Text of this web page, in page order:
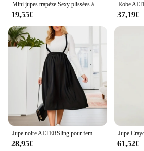
Mini jupes trapèze Sexy plissées à chaud, Chic Ins, ample, maternité, ventre réglable, pour femmes enceintes, été, 8887
19,55€ 37,19€
28,95€ 61,52€